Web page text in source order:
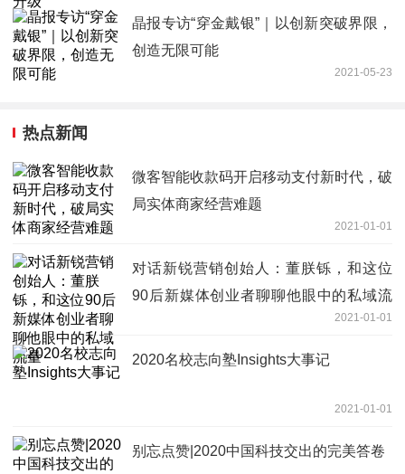
晶报专访“穿金戴银”｜以创新突破界限，
创造无限可能
2021-05-23
热点新闻
微客智能收款码开启移动支付新时代，破
局实体商家经营难题
2021-01-01
对话新锐营销创始人：董朕铄，和这位
90后新媒体创业者聊聊他眼中的私域流
2021-01-01
2020名校志向塾Insights大事记
2021-01-01
别忘点赞|2020中国科技交出的完美答卷